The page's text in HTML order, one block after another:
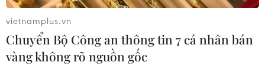
vietnamplus.vn
Chuyển Bộ Công an thông tin 7 cá nhân bán
vàng không rõ nguồn gốc